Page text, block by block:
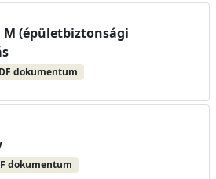
M (épületbiztonsági
dokumentum
dokumentum